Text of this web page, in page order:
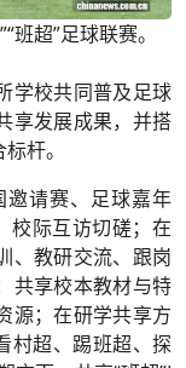
超”足球联赛。
校共同普及足球
享发展成果，并搭
杆。
请赛、足球嘉年
校际互访切磋；在
、教研交流、跟岗
共享校本教材与特
源；在研学共享方
村超、踢班超、探